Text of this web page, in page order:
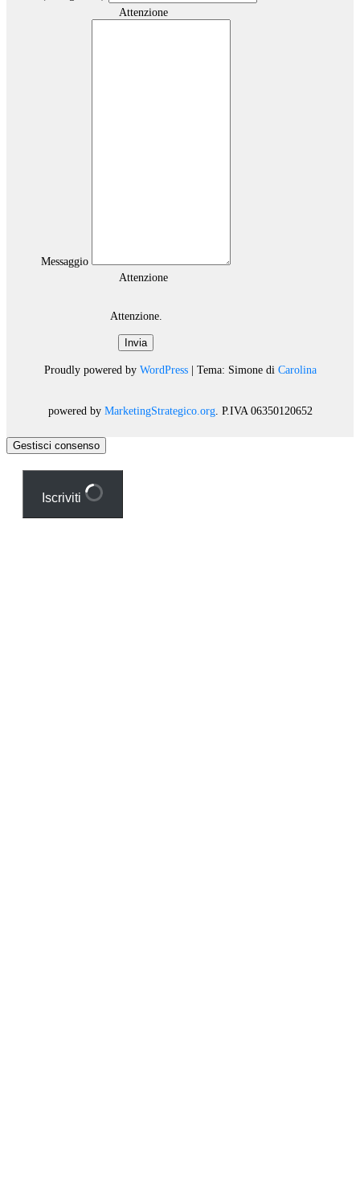
Attenzione
Messaggio
Attenzione
Attenzione.
Invia
Proudly powered by WordPress | Tema: Simone di Carolina
powered by MarketingStrategico.org. P.IVA 06350120652
Gestisci consenso
Iscriviti